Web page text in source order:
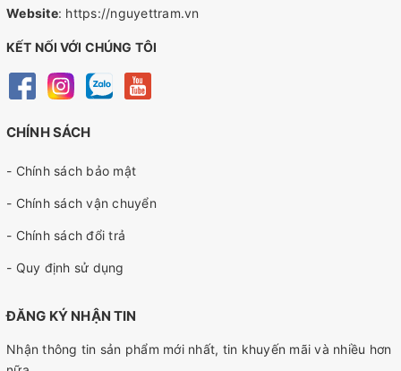
Website: https://nguyettram.vn
KẾT NỐI VỚI CHÚNG TÔI
CHÍNH SÁCH
- Chính sách bảo mật
- Chính sách vận chuyển
- Chính sách đổi trả
- Quy định sử dụng
ĐĂNG KÝ NHẬN TIN
Nhận thông tin sản phẩm mới nhất, tin khuyến mãi và nhiều hơn